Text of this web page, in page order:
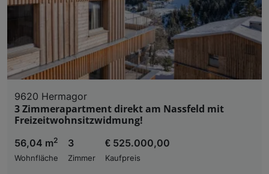
9620 Hermagor
3 Zimmerapartment direkt am Nassfeld mit
Freizeitwohnsitzwidmung!
56,04 m2
Wohnfläche
3
Zimmer
€ 525.000,00
Kaufpreis